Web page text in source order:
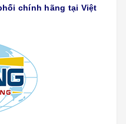
chính hãng tại Việt